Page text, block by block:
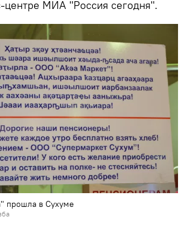
центре МИА "Россия сегодня".
прошла в Сухуме